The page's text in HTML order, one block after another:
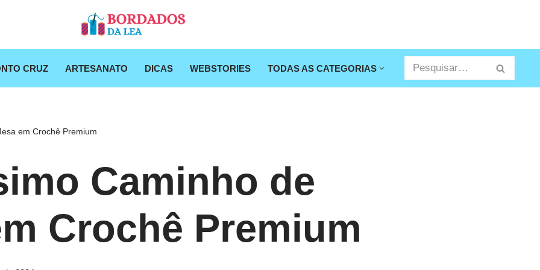
CRUZ ARTESANATO DICAS WEBSTORIES TODAS AS CATEGORIAS
em Crochê Premium
Caminho de
Crochê Premium